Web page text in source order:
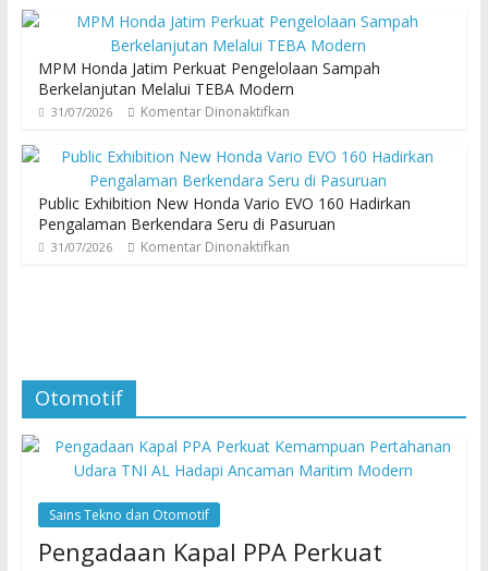
MPM Honda Jatim Perkuat Pengelolaan Sampah
Berkelanjutan Melalui TEBA Modern
31/07/2026 Komentar Dinonaktifkan
Public Exhibition New Honda Vario EVO 160 Hadirkan
Pengalaman Berkendara Seru di Pasuruan
31/07/2026 Komentar Dinonaktifkan
Otomotif
Sains Tekno dan Otomotif
Pengadaan Kapal PPA Perkuat